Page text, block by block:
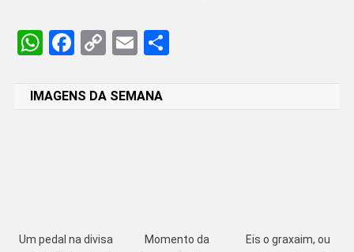
WhatsApp
Facebook
CopyEmail
IMAGENS DA SEMANA
Um pedal na divisa
Momento da
Eis o graxaim, ou